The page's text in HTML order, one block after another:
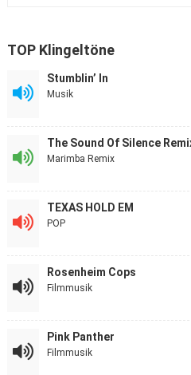
TOP Klingeltöne
Stumblin’ In
Musik
The Sound Of Silence
Marimba Remix
TEXAS HOLD EM
POP
Rosenheim Cops
Filmmusik
Pink Panther
Filmmusik